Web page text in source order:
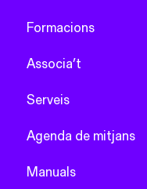
Formacions
Associa’t
Serveis
Agenda de mitjans
Manuals